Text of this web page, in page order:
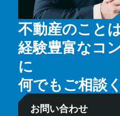
不動産のこと
経験豊富なコ
に
何でもご相談
お問い合わせ